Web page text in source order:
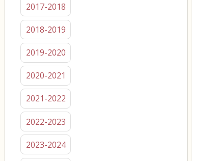
2017-2018
2018-2019
2019-2020
2020-2021
2021-2022
2022-2023
2023-2024